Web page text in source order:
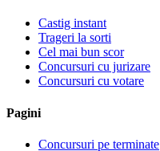
Castig instant
Trageri la sorti
Cel mai bun scor
Concursuri cu jurizare
Concursuri cu votare
Pagini
Concursuri pe terminate